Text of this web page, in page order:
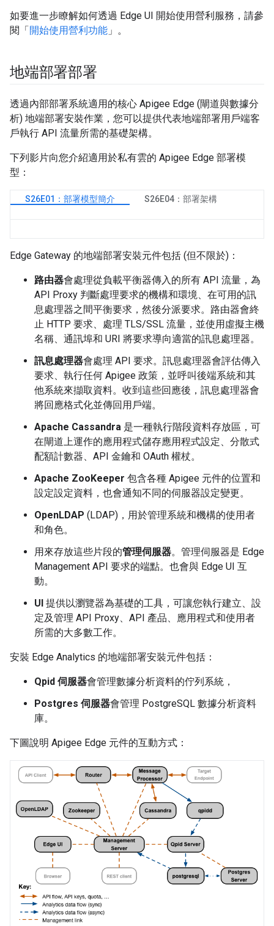
如要進一步瞭解如何透過 Edge UI 開始使用營利服務，請參
閱「開始使用營利功能 」。
地端部署部署
透過內部部署系統適用的核心 Apigee Edge (閘道與數據分
析) 地端部署安裝作業，您可以提供代表地端部署用戶端客
戶執行 API 流量所需的基礎架構。
下列影片向您介紹適用於私有雲的 Apigee Edge 部署模
型：
S26E01：部署模型簡介 S26E04：部署架構
Edge Gateway 的地端部署安裝元件包括 (但不限於)：
路由器會處理從負載平衡器傳入的所有 API 流量，為
API Proxy 判斷處理要求的機構和環境、在可用的訊
息處理器之間平衡要求，然後分派要求。路由器會終
止 HTTP 要求、處理 TLS/SSL 流量，並使用虛擬主機
名稱、通訊埠和 URI 將要求導向適當的訊息處理器。
訊息處理器會處理 API 要求。訊息處理器會評估傳入
要求、執行任何 Apigee 政策，並呼叫後端系統和其
他系統來擷取資料。收到這些回應後，訊息處理器會
將回應格式化並傳回用戶端。
Apache Cassandra 是一種執行階段資料存放區，可
在閘道上運作的應用程式儲存應用程式設定、分散式
配額計數器、API 金鑰和 OAuth 權杖。
Apache ZooKeeper 包含各種 Apigee 元件的位置和
設定設定資料，也會通知不同的伺服器設定變更。
OpenLDAP (LDAP)，用於管理系統和機構的使用者
和角色。
用來存放這些片段的管理伺服器。管理伺服器是 Edge
Management API 要求的端點。也會與 Edge UI 互
動。
UI 提供以瀏覽器為基礎的工具，可讓您執行建立、設
定及管理 API Proxy、API 產品、應用程式和使用者
所需的大多數工作。
安裝 Edge Analytics 的地端部署安裝元件包括：
Qpid 伺服器會管理數據分析資料的佇列系統，
Postgres 伺服器會管理 PostgreSQL 數據分析資料
庫。
下圖說明 Apigee Edge 元件的互動方式：